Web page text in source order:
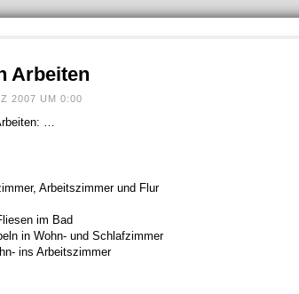
Arbeiten
2007 UM 0:00
…
Arbeitszimmer und Flur
im Bad
in Wohn- und Schlafzimmer
ins Arbeitszimmer